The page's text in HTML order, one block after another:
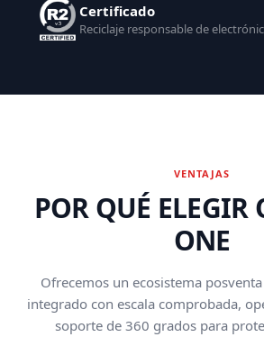
Certificado
Reciclaje responsable de
VENTAJAS
POR QUÉ ELEGIR
ONE
Ofrecemos un ecosistema
integrado con escala comprobada,
soporte de 360 grados para